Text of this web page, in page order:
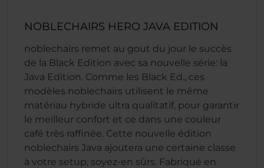
NOBLECHAIRS HERO JAVA EDITION
noblechairs remet au gout du jour le succès
de la Black Edition avec sa nouvelle série: la
Java Edition. Comme les Black Ed., ces
modèles noblechairs utilisent le même
matériau hybride ultra qualitatif, pour garantir
le meilleur confort et ce dans une couleur
café très raffinée. Cette nouvelle édition
noblechairs Java ajoutera une certaine classe
à votre setup, soyez-en sûrs. Fabriqué en